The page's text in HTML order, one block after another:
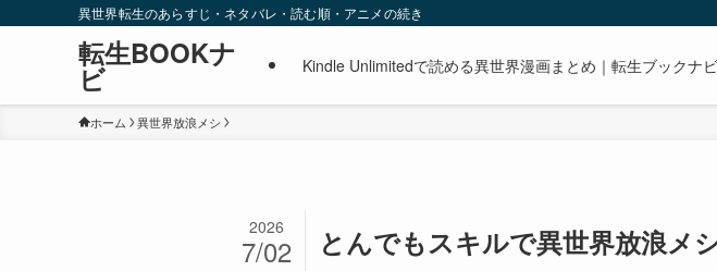
異世界転生のあらすじ・ネタバレ・読む順・アニメの続き
転生BOOKナ
ビ Kindle Unlimitedで読める異世界漫画まとめ｜転生ブックナ
ホーム 異世界放浪メシ
とんでもスキルで異世界放浪メ
2026
7/02